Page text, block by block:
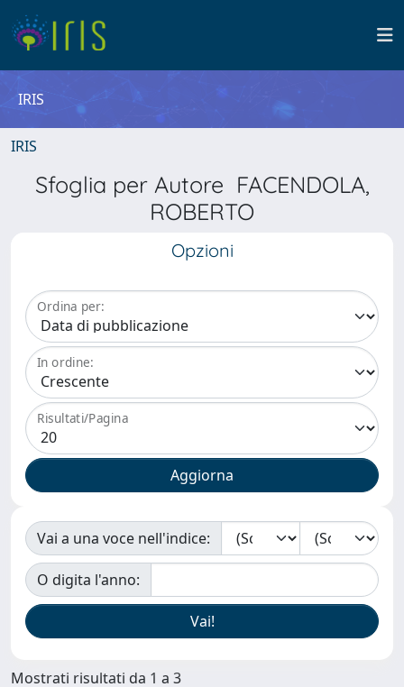
IRIS
IRIS
Sfoglia per Autore FACENDOLA,
ROBERTO
Opzioni
Ordina per:
In ordine:
Risultati/Pagina
Vai a una voce nell'indice:
O digita l'anno:
Mostrati risultati da 1 a 3